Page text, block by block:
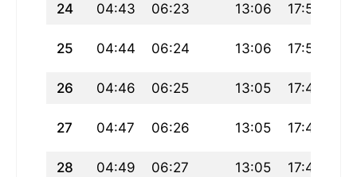
24 04:43 06:23 13:06 17:51
25 04:44 06:24 13:06 17:50
26 04:46 06:25 13:05 17:49
27 04:47 06:26 13:05 17:48
28 04:49 06:27 13:05 17:47